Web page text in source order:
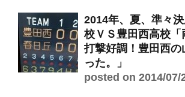
2014年、夏、準々
校ＶＳ豊田西高校「
打撃好調！豊田西の
った。」
posted on 2014/07/